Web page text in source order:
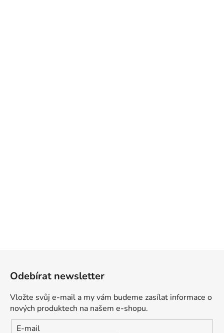
Odebírat newsletter
Vložte svůj e-mail a my vám budeme zasílat informace o
nových produktech na našem e-shopu.
E-mail